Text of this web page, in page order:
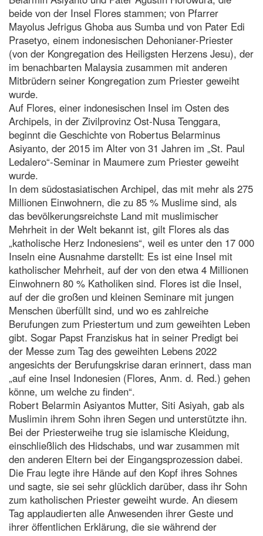
beide von der Insel Flores stammen; von Pfarrer
Mayolus Jefrigus Ghoba aus Sumba und von Pater Edi
Prasetyo, einem indonesischen Dehonianer-Priester
(von der Kongregation des Heiligsten Herzens Jesu), der
im benachbarten Malaysia zusammen mit anderen
Mitbrüdern seiner Kongregation zum Priester geweiht
wurde.
Auf Flores, einer indonesischen Insel im Osten des
Archipels, in der Zivilprovinz Ost-Nusa Tenggara,
beginnt die Geschichte von Robertus Belarminus
Asiyanto, der 2015 im Alter von 31 Jahren im „St. Paul
Ledalero“-Seminar in Maumere zum Priester geweiht
wurde.
In dem südostasiatischen Archipel, das mit mehr als 275
Millionen Einwohnern, die zu 85 % Muslime sind, als
das bevölkerungsreichste Land mit muslimischer
Mehrheit in der Welt bekannt ist, gilt Flores als das
„katholische Herz Indonesiens“, weil es unter den 17 000
Inseln eine Ausnahme darstellt: Es ist eine Insel mit
katholischer Mehrheit, auf der von den etwa 4 Millionen
Einwohnern 80 % Katholiken sind. Flores ist die Insel,
auf der die großen und kleinen Seminare mit jungen
Menschen überfüllt sind, und wo es zahlreiche
Berufungen zum Priestertum und zum geweihten Leben
gibt. Sogar Papst Franziskus hat in seiner Predigt bei
der Messe zum Tag des geweihten Lebens 2022
angesichts der Berufungskrise daran erinnert, dass man
„auf eine Insel Indonesien (Flores, Anm. d. Red.) gehen
könne, um welche zu finden“.
Robert Belarmin Asiyantos Mutter, Siti Asiyah, gab als
Muslimin ihrem Sohn ihren Segen und unterstützte ihn.
Bei der Priesterweihe trug sie islamische Kleidung,
einschließlich des Hidschabs, und war zusammen mit
den anderen Eltern bei der Eingangsprozession dabei.
Die Frau legte ihre Hände auf den Kopf ihres Sohnes
und sagte, sie sei sehr glücklich darüber, dass ihr Sohn
zum katholischen Priester geweiht wurde. An diesem
Tag applaudierten alle Anwesenden ihrer Geste und
ihrer öffentlichen Erklärung, die sie während der